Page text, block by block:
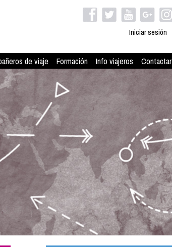
Iniciar sesión
de viaje Formación Info viajeros Contactar